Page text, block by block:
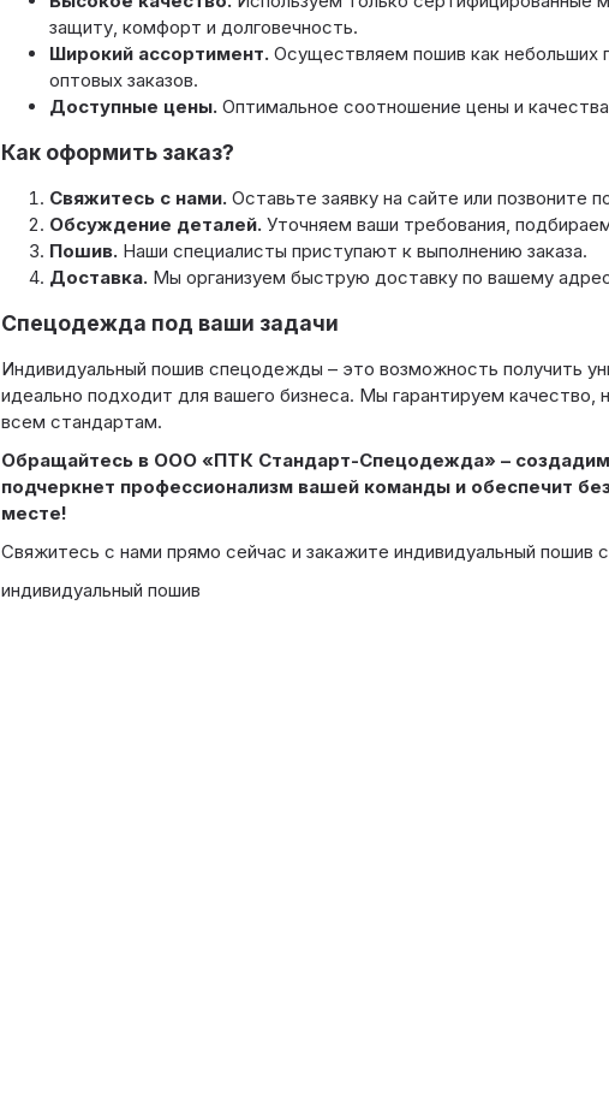
защиту, комфорт и долговечность.
Широкий ассортимент.Осуществляем пошив как небольших
оптовых заказов.
Доступные цены.Оптимальное соотношение цены и
Как оформить заказ?
Свяжитесь с нами.Оставьте заявку на сайте или позвоните
Обсуждение деталей.Уточняем ваши требования,
Пошив.Наши специалисты приступают к выполнению заказа.
Доставка.Мы организуем быструю доставку по вашему
Спецодежда под ваши задачи
Индивидуальный пошив спецодежды – это возможность получить
идеально подходит для вашего бизнеса. Мы гарантируем качество,
всем стандартам.
Обращайтесь в ООО «ПТК Стандарт-Спецодежда» –
подчеркнет профессионализм вашей команды и обеспечит
месте!
Свяжитесь с нами прямо сейчас и закажите индивидуальный пошив
индивидуальный пошив